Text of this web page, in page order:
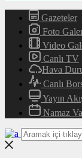
Gazeteler
Foto
Video
Canlı TV
Hava
Canlı
Yayın
Namaz